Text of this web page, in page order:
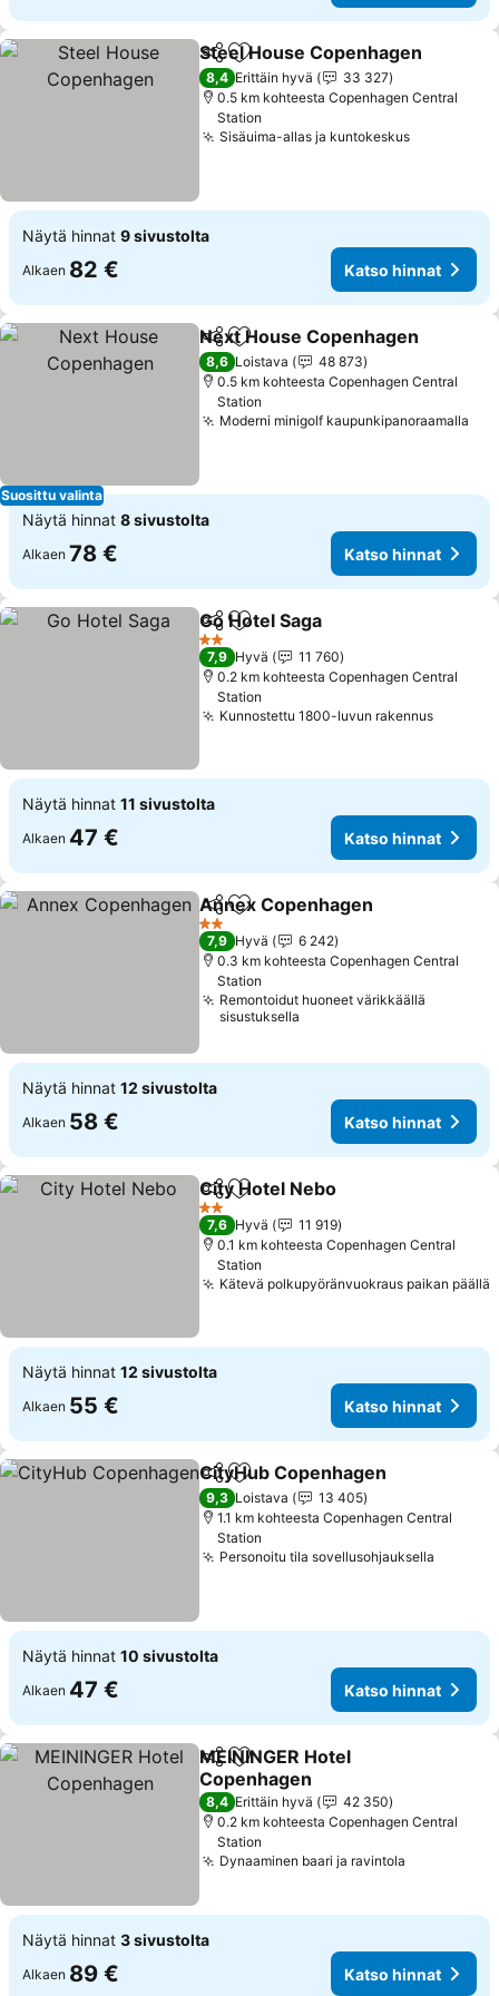
Jaa Lisää suosikkeihin
Steel House Copenhagen
8,4 Erittäin hyvä
33 327
0.5 km kohteesta Copenhagen Central
Station
Sisäuima-allas ja kuntokeskusKatso
Näytä hinnat 9 sivustolta
Alkaen 82 € Katso hinnat
Suosittu valinta
Jaa Lisää suosikkeihin
Next House Copenhagen
8,6 Loistava
48 873
0.5 km kohteesta Copenhagen Central
Station
Moderni minigolf kaupunkipanoraamalla
Näytä hinnat 8 sivustolta
Alkaen 78 € Katso hinnat
Jaa Lisää suosikkeihin
Go Hotel Saga
2 Tähtiluokitus
7,9 Hyvä
11 760
0.2 km kohteesta Copenhagen Central
Station
Kunnostettu 1800-luvun rakennusKatso
Näytä hinnat 11 sivustolta
Alkaen 47 € Katso hinnat
Jaa Lisää suosikkeihin
Annex Copenhagen
2 Tähtiluokitus
7,9 Hyvä
6 242
0.3 km kohteesta Copenhagen Central
Station
Remontoidut huoneet värikkäällä
sisustuksella
Näytä hinnat 12 sivustolta
Alkaen 58 € Katso hinnat
Jaa Lisää suosikkeihin
City Hotel Nebo
2 Tähtiluokitus
7,6 Hyvä
11 919
0.1 km kohteesta Copenhagen Central
Station
Kätevä polkupyöränvuokraus paikan päällä
Näytä hinnat 12 sivustolta
Alkaen 55 € Katso hinnat
Jaa Lisää suosikkeihin
CityHub Copenhagen
9,3 Loistava
13 405
1.1 km kohteesta Copenhagen Central
Station
Personoitu tila sovellusohjauksella
Näytä hinnat 10 sivustolta
Alkaen 47 € Katso hinnat
Jaa Lisää suosikkeihin
MEININGER Hotel
Copenhagen
Katso hinnat
8,4 Erittäin hyvä
42 350
0.2 km kohteesta Copenhagen Central
Station
Dynaaminen baari ja ravintola
Näytä hinnat 3 sivustolta
Alkaen 89 € Katso hinnat